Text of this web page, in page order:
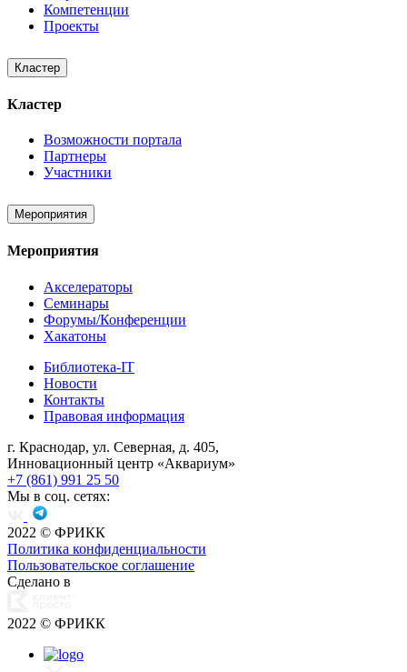
Компетенции
Проекты
Кластер
Кластер
Возможности портала
Партнеры
Участники
Мероприятия
Мероприятия
Акселераторы
Семинары
Форумы/Конференции
Хакатоны
Библиотека-IT
Новости
Контакты
Правовая информация
г. Краснодар, ул. Северная, д. 405,
Инновационный центр «Аквариум»
+7 (861) 991 25 50
Мы в соц. сетях:
2022 © ФРИКК
Политика конфиденциальности
Пользовательское соглашение
Сделано в
2022 © ФРИКК